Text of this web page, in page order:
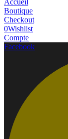
Accueil
Boutique
Checkout
0Wishlist
Compte
Facebook